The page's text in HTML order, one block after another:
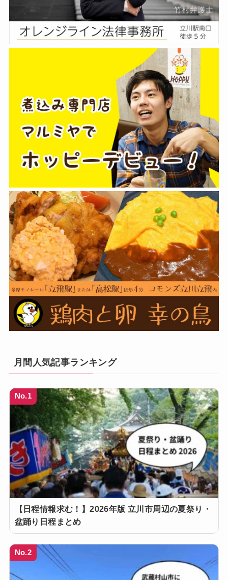
月間人気記事ランキング
No.1
【日程情報求む！】2026年版 立川市周辺の夏祭り・
盆踊り日程まとめ
No.2